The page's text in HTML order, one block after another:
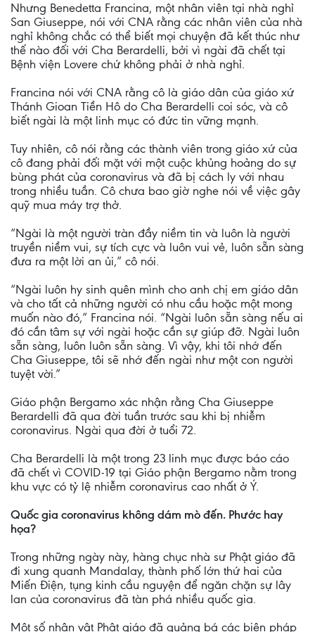
Nhưng Benedetta Francina, một nhân viên tại nhà nghỉ
San Giuseppe, nói với CNA rằng các nhân viên của nhà
nghỉ không chắc có thể biết mọi chuyện đã kết thúc như
thế nào đối với Cha Berardelli, bởi vì ngài đã chết tại
Bệnh viện Lovere chứ không phải ở nhà nghỉ.
Francina nói với CNA rằng cô là giáo dân của giáo xứ
Thánh Gioan Tiền Hô do Cha Berardelli coi sóc, và cô
biết ngài là một linh mục có đức tin vững mạnh.
Tuy nhiên, cô nói rằng các thành viên trong giáo xứ của
cô đang phải đối mặt với một cuộc khủng hoảng do sự
bùng phát của coronavirus và đã bị cách ly với nhau
trong nhiều tuần. Cô chưa bao giờ nghe nói về việc gây
quỹ mua máy trợ thở.
“Ngài là một người tràn đầy niềm tin và luôn là người
truyền niềm vui, sự tích cực và luôn vui vẻ, luôn sẵn sàng
đưa ra một lời an ủi,” cô nói.
“Ngài luôn hy sinh quên mình cho anh chị em giáo dân
và cho tất cả những người có nhu cầu hoặc một mong
muốn nào đó,” Francina nói. “Ngài luôn sẵn sàng nếu ai
đó cần tâm sự với ngài hoặc cần sự giúp đỡ. Ngài luôn
sẵn sàng, luôn luôn sẵn sàng. Vì vậy, khi tôi nhớ đến
Cha Giuseppe, tôi sẽ nhớ đến ngài như một con người
tuyệt vời.”
Giáo phận Bergamo xác nhận rằng Cha Giuseppe
Berardelli đã qua đời tuần trước sau khi bị nhiễm
coronavirus. Ngài qua đời ở tuổi 72.
Cha Berardelli là một trong 23 linh mục được báo cáo
đã chết vì COVID-19 tại Giáo phận Bergamo nằm trong
khu vực có tỷ lệ nhiễm coronavirus cao nhất ở Ý.
Quốc gia coronavirus không dám mò đến. Phước hay
họa?
Trong những ngày này, hàng chục nhà sư Phật giáo đã
đi xung quanh Mandalay, thành phố lớn thứ hai của
Miến Điện, tụng kinh cầu nguyện để ngăn chặn sự lây
lan của coronavirus đã tàn phá nhiều quốc gia.
Một số nhân vật Phật giáo đã quảng bá các biện pháp